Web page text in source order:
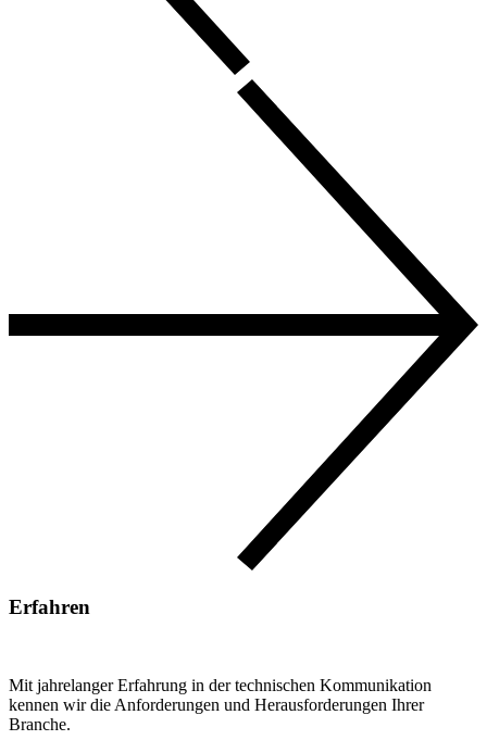
Erfahren
Mit jahrelanger Erfahrung in der technischen Kommunikation
kennen wir die Anforderungen und Herausforderungen Ihrer
Branche.